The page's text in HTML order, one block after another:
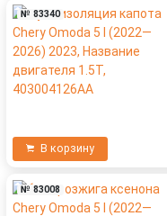
№ 83340
В корзину
№ 83008